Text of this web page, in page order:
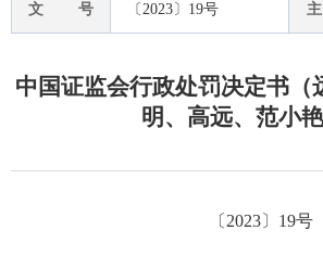
文 号 〔2023〕19号
中国证监会行政处罚决定书（
明、高远、范小艳
〔2023〕19号